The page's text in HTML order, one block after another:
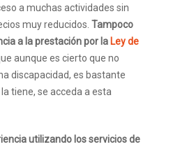
a muchas actividades sin
muy reducidos. Tampoco
a la prestación por la Ley de
aunque es cierto que no
discapacidad, es bastante
tiene, se acceda a esta
utilizando los servicios de